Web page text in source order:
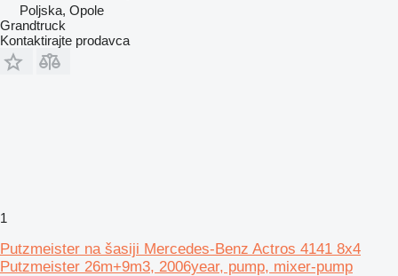
Poljska, Opole
Grandtruck
Kontaktirajte prodavca
1
Putzmeister na šasiji Mercedes-Benz Actros 4141 8x4
Putzmeister 26m+9m3, 2006year, pump, mixer-pump